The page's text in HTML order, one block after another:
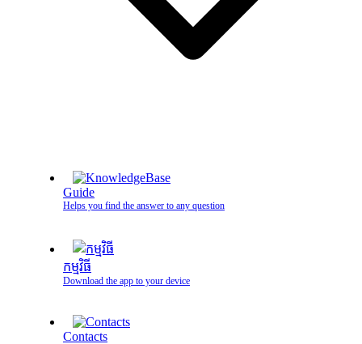
Guide
Helps you find the answer to any question
កម្មវិធី
Download the app to your device
Contacts